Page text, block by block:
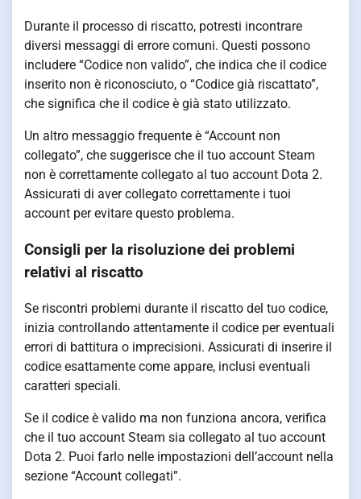
Durante il processo di riscatto, potresti incontrare
diversi messaggi di errore comuni. Questi possono
includere “Codice non valido”, che indica che il codice
inserito non è riconosciuto, o “Codice già riscattato”,
che significa che il codice è già stato utilizzato.
Un altro messaggio frequente è “Account non
collegato”, che suggerisce che il tuo account Steam
non è correttamente collegato al tuo account Dota 2.
Assicurati di aver collegato correttamente i tuoi
account per evitare questo problema.
Consigli per la risoluzione dei problemi
relativi al riscatto
Se riscontri problemi durante il riscatto del tuo codice,
inizia controllando attentamente il codice per eventuali
errori di battitura o imprecisioni. Assicurati di inserire il
codice esattamente come appare, inclusi eventuali
caratteri speciali.
Se il codice è valido ma non funziona ancora, verifica
che il tuo account Steam sia collegato al tuo account
Dota 2. Puoi farlo nelle impostazioni dell’account nella
sezione “Account collegati”.